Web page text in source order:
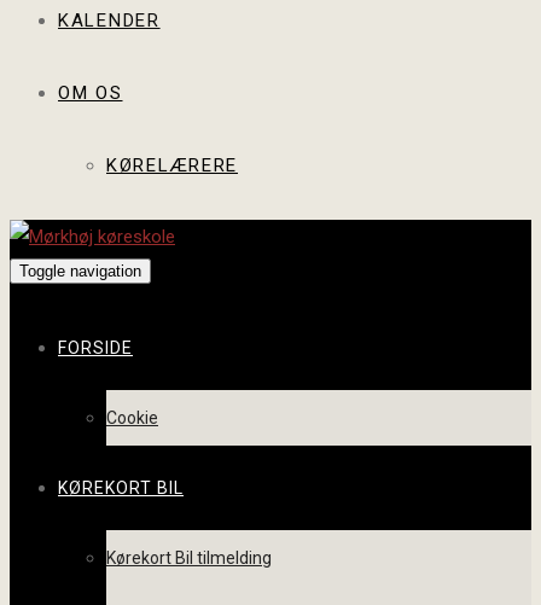
KALENDER
OM OS
KØRELÆRERE
Toggle navigation
FORSIDE
Cookie
KØREKORT BIL
Kørekort Bil tilmelding